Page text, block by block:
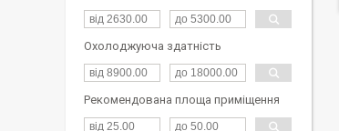
Охолоджуюча здатність
Рекомендована площа приміщення